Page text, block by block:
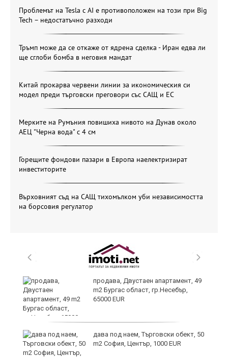
Проблемът на Tesla с AI е противоположен на този при Big
Tech – недостатъчно разходи
Тръмп може да се откаже от ядрена сделка - Иран едва ли
ще сглоби бомба в неговия мандат
Китай прокарва червени линии за икономическия си
модел преди търговски преговори със САЩ и ЕС
Мерките на Румъния повишиха нивото на Дунав около
АЕЦ "Черна вода" с 4 см
Горещите фондови пазари в Европа наелектризират
инвеститорите
Върховният съд на САЩ тихомълком уби независимостта
на борсовия регулатор
продава, Двустаен апартамент, 49
m2 Бургас област, гр.Несебър,
65000 EUR
дава под наем, Търговски обект, 50
m2 София, Център, 1000 EUR